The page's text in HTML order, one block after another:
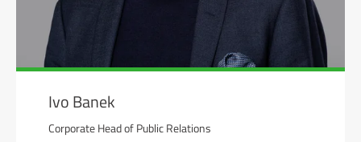
Ivo Banek
Corporate Head of Public Relations